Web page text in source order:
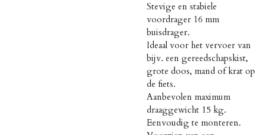
Stevige en stabiele
voordrager 16 mm
buisdrager.
Ideaal voor het vervoer van
bijv. een gereedschapskist,
grote doos, mand of krat op
de fiets.
Aanbevolen maximum
draaggewicht 15 kg.
Eenvoudig te monteren.